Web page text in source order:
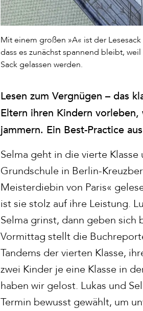
Mit einem großen »A« ist der
dass es zunächst spannend bleibt,
Sack gelassen werden.
Lesen zum Vergnügen – das
Eltern ihren Kindern
jammern. Ein Best-Practice
Selma geht in die vierte
Grundschule in Berlin-
Meisterdiebin von Paris«
ist sie stolz auf ihre Leistung.
Selma grinst, dann geben sich
Vormittag stellt die
Tandems der vierten Klasse,
zwei Kinder je eine Klasse in
haben wir gelost. Lukas und
Termin bewusst gewählt, um